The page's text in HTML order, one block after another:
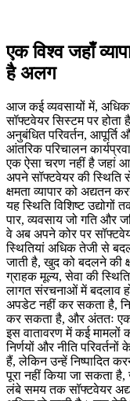
एक विश्व जहाँ
है अलग
आज कई व्यवसायों में,
सॉफ्टवेयर सिस्टम पर होता
अनुबंधित परिवर्तन,
आंतरिक परिचालन
एक ऐसा चरण नहीं है जहां
अपने सॉफ्टवेयर की
क्षमता व्यापार को अद्यतन
यह स्थिति विशिष्ट
पार, व्यवसाय जो गति और
वे अब अपने कोर पर
स्थितियां अधिक तेजी से
जाती है, खुद को बदलने की
ग्राहक मूल्य, सेवा की
लागत संरचनाओं में बदलाव
अपडेट नहीं कर सकता है,
कर सकता है, और अंततः एक
इस वातावरण में कई मामलों
निर्णयों और नीति
हैं, लेकिन उन्हें निष्पादित
पूरा नहीं किया जा सकता
लंबे समय तक सॉफ्टवेयर